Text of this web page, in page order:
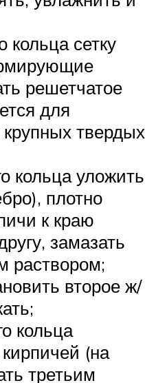
кольца сетку
решетчатое
для
твердых
кольца уложить
плотно
к краю
замазать
раствором;
второе ж/
кольца
(на
третьим